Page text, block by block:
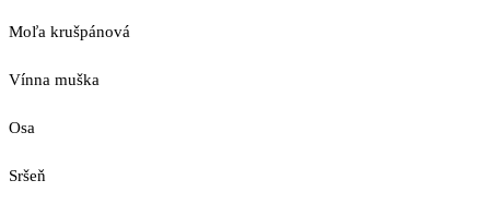
Moľa krušpánová
Vínna muška
Osa
Sršeň